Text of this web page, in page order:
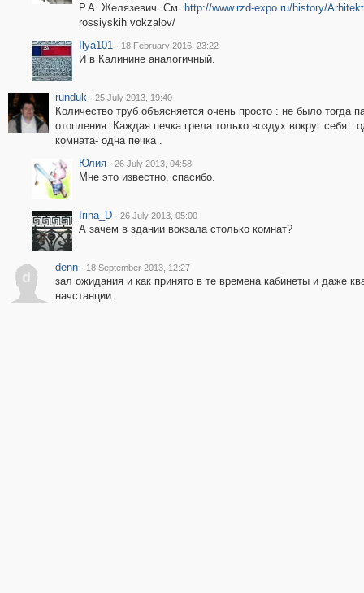
Р.А. Желязевич. См. http://www.rzd-expo.ru/history/
rossiyskih vokzalov/
Ilya101 · 18 February 2016, 23:22
И в Калинине аналогичный.
runduk · 25 July 2013, 19:40
Количество труб объясняется очень просто : не было тогда
отопления. Каждая печка грела только воздух вокруг себя :
комната- одна печка .
Юлия · 26 July 2013, 04:58
Мне это известно, спасибо.
Irina_D · 26 July 2013, 05:00
А зачем в здании вокзала столько комнат?
d
denn · 18 September 2013, 12:27
зал ожидания и как принято в те времена кабинеты и даже
начстанции.